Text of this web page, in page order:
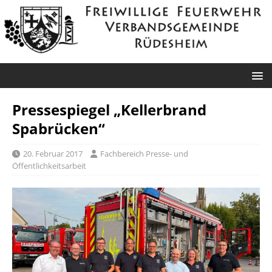
Pressespiegel „Kellerbrand
Spabrücken“
20. Februar 2017
Fachbereich Presse- und
Öffentlichkeitsarbeit